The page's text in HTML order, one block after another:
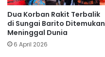
Dua Korban Rakit Terbalik
di Sungai Barito Ditemukan
Meninggal Dunia
6 April 2026